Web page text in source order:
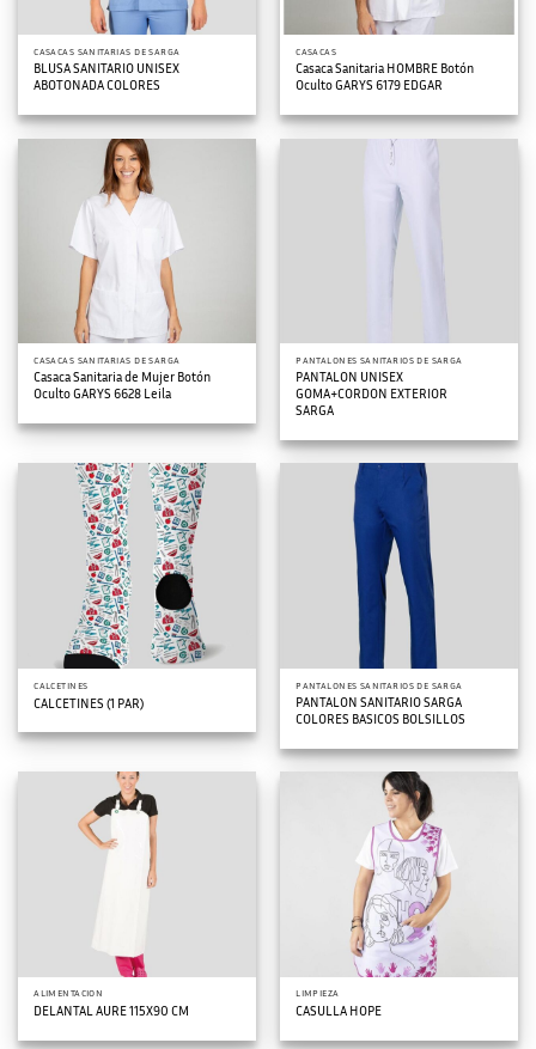
CASACAS SANITARIAS DE SARGA
BLUSA SANITARIO UNISEX
ABOTONADA COLORES
CASACAS
Casaca Sanitaria HOMBRE Botón
Oculto GARYS 6179 EDGAR
CASACAS SANITARIAS DE SARGA
Casaca Sanitaria de Mujer Botón
Oculto GARYS 6628 Leila
PANTALONES SANITARIOS DE SARGA
PANTALON UNISEX
GOMA+CORDON EXTERIOR
SARGA
CALCETINES
CALCETINES (1 PAR)
PANTALONES SANITARIOS DE SARGA
PANTALON SANITARIO SARGA
COLORES BASICOS BOLSILLOS
ALIMENTACION
DELANTAL AURE 115X90 CM
LIMPIEZA
CASULLA HOPE